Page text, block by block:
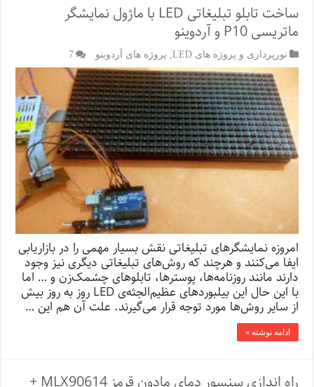
ساخت تابلو تبلیغاتی LED با ماژول نمایشگر
ماتریسی P10 و آردوینو
نورپردازی و پروژه های LED پروژه های آردوینو 7
امروزه نمایشگرهای تبلیغاتی نقش بسیار مهمی را در بازاریابی
ایفا می‌کنند و هرچند که روش‌های تبلیغاتی دیگری نیز وجود
دارند مانند روزنامه‌ها، پوسترها، تابلوهای چشمک‌زن و … اما
با این حال این بیلبوردهای عظیم‌الجثه‌ی LED روز به روز بیش
از سایر روش‌ها مورد توجه قرار می‌گیرند. علت آن هم این …
ادامه نوشته »